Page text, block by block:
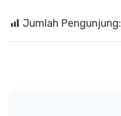
Jumlah Pengunjung: